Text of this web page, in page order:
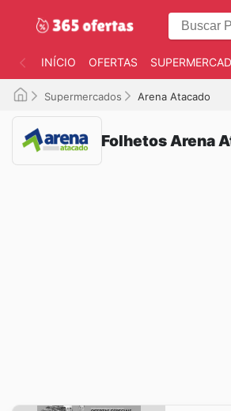
INÍCIO OFERTAS
Supermercados Arena Atacado
Folhetos Arena